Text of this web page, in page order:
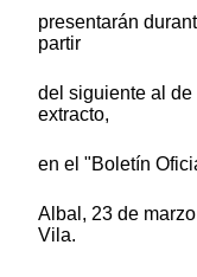
presentarán
partir
del siguiente al
extracto,
en el "Boletín
Albal, 23 de
Vila.